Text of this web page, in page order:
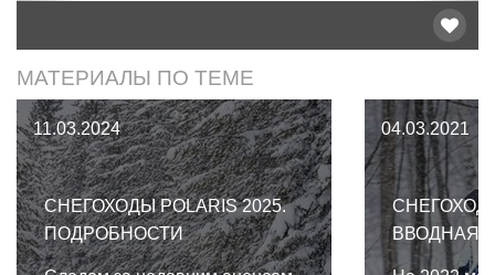
МАТЕРИАЛЫ ПО ТЕМЕ
11.03.2024
СНЕГОХОДЫ POLARIS 2025.
ПОДРОБНОСТИ
04.03.2021
ВВОДНАЯ